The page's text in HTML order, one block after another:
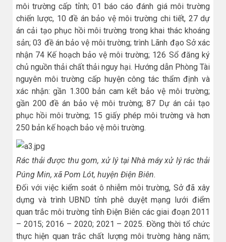
môi trường cấp tỉnh; 01 báo cáo đánh giá môi trường
chiến lược, 10 đề án bảo vệ môi trường chi tiết, 27 dự
án cải tạo phục hồi môi trường trong khai thác khoáng
sản; 03 đề án bảo vệ môi trường; trình Lãnh đạo Sở xác
nhận 74 Kế hoạch bảo vệ môi trường; 126 Sổ đăng ký
chủ nguồn thải chất thải nguy hại. Hướng dẫn Phòng Tài
nguyên môi trường cấp huyện công tác thẩm định và
xác nhận: gần 1.300 bản cam kết bảo vệ môi trường;
gần 200 đề án bảo vệ môi trường; 87 Dự án cải tạo
phục hồi môi trường; 15 giấy phép môi trường và hơn
250 bản kế hoạch bảo vệ môi trường.
Rác thải được thu gom, xử lý tại Nhà máy xử lý rác thải
Púng Min, xã Pom Lót, huyện Điện Biên.
Đối với việc kiểm soát ô nhiễm môi trường, Sở đã xây
dựng và trình UBND tỉnh phê duyệt mạng lưới điểm
quan trắc môi trường tỉnh Điện Biên các giai đoạn 2011
– 2015; 2016 – 2020; 2021 – 2025. Đồng thời tổ chức
thực hiện quan trắc chất lượng môi trường hàng năm;